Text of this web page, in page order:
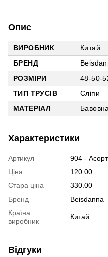
Опис
ВИРОБНИК
Китай
БРЕНД
РОЗМІРИ
48-50-
ТИП ТРУСІВ
Сліпи
МАТЕРІАЛ
Характеристики
Артикул
904 -
Ціна
120.00
Стара ціна
330.00
Бренд
Beisdanna
Країна
виробник
Китай
Відгуки